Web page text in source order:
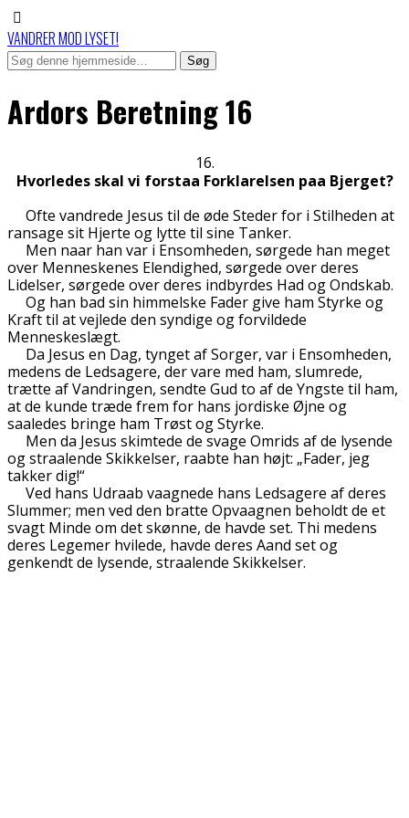
VANDRER MOD LYSET!
Ardors Beretning 16
16.
Hvorledes skal vi forstaa Forklarelsen paa Bjerget?
Ofte vandrede Jesus til de øde Steder for i Stilheden at
ransage sit Hjerte og lytte til sine Tanker.
Men naar han var i Ensomheden, sørgede han meget
over Menneskenes Elendighed, sørgede over deres
Lidelser, sørgede over deres indbyrdes Had og Ondskab.
Og han bad sin himmelske Fader give ham Styrke og
Kraft til at vejlede den syndige og forvildede
Menneskeslægt.
Da Jesus en Dag, tynget af Sorger, var i Ensomheden,
medens de Ledsagere, der vare med ham, slumrede,
trætte af Vandringen, sendte Gud to af de Yngste til ham,
at de kunde træde frem for hans jordiske Øjne og
saaledes bringe ham Trøst og Styrke.
Men da Jesus skimtede de svage Omrids af de lysende
og straalende Skikkelser, raabte han højt: „Fader, jeg
takker dig!“
Ved hans Udraab vaagnede hans Ledsagere af deres
Slummer; men ved den bratte Opvaagnen beholdt de et
svagt Minde om det skønne, de havde set. Thi medens
deres Legemer hvilede, havde deres Aand set og
genkendt de lysende, straalende Skikkelser.